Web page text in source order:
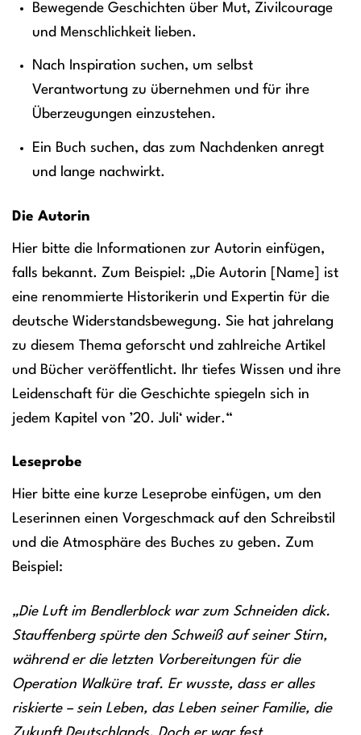
Bewegende Geschichten über Mut, Zivilcourage
und Menschlichkeit lieben.
Nach Inspiration suchen, um selbst
Verantwortung zu übernehmen und für ihre
Überzeugungen einzustehen.
Ein Buch suchen, das zum Nachdenken anregt
und lange nachwirkt.
Die Autorin
Hier bitte die Informationen zur Autorin einfügen,
falls bekannt. Zum Beispiel: „Die Autorin [Name] ist
eine renommierte Historikerin und Expertin für die
deutsche Widerstandsbewegung. Sie hat jahrelang
zu diesem Thema geforscht und zahlreiche Artikel
und Bücher veröffentlicht. Ihr tiefes Wissen und ihre
Leidenschaft für die Geschichte spiegeln sich in
jedem Kapitel von ’20. Juli‘ wider.“
Leseprobe
Hier bitte eine kurze Leseprobe einfügen, um den
Leserinnen einen Vorgeschmack auf den Schreibstil
und die Atmosphäre des Buches zu geben. Zum
Beispiel:
„Die Luft im Bendlerblock war zum Schneiden dick.
Stauffenberg spürte den Schweiß auf seiner Stirn,
während er die letzten Vorbereitungen für die
Operation Walküre traf. Er wusste, dass er alles
riskierte – sein Leben, das Leben seiner Familie, die